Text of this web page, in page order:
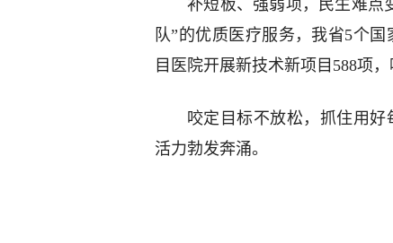
补短板、强弱项，民生难点
队”的优质医疗服务，我省5个
目医院开展新技术新项目588项
咬定目标不放松，抓住用
活力勃发奔涌。